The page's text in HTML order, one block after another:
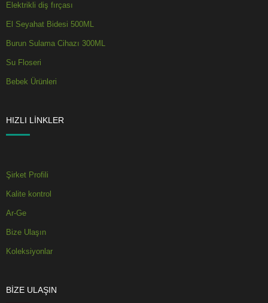
Elektrikli diş fırçası
El Seyahat Bidesi 500ML
Burun Sulama Cihazı 300ML
Su Floseri
Bebek Ürünleri
HIZLI LINKLER
Şirket Profili
Kalite kontrol
Ar-Ge
Bize Ulaşın
Koleksiyonlar
BIZE ULAŞIN